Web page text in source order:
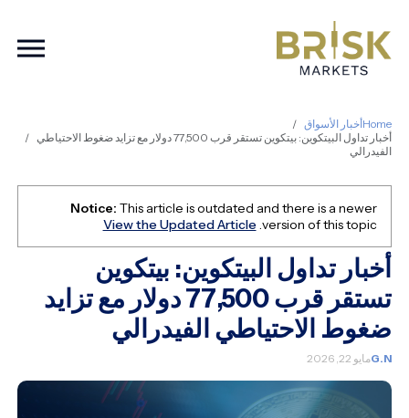
Homeأخبار الأسواق
أخبار تداول البيتكوين: بيتكوين تستقر قرب 77,500 دولار مع تزايد ضغوط الاحتياطي
الفيدرالي
Notice: This article is outdated and there is a newer
version of this topic.
View the Updated Article
أخبار تداول البيتكوين: بيتكوين
تستقر قرب 77,500 دولار مع تزايد
ضغوط الاحتياطي الفيدرالي
G.Nمايو 22, 2026